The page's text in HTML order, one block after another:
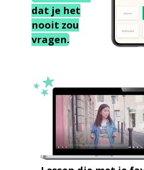
dat je het
nooit zou
vragen.